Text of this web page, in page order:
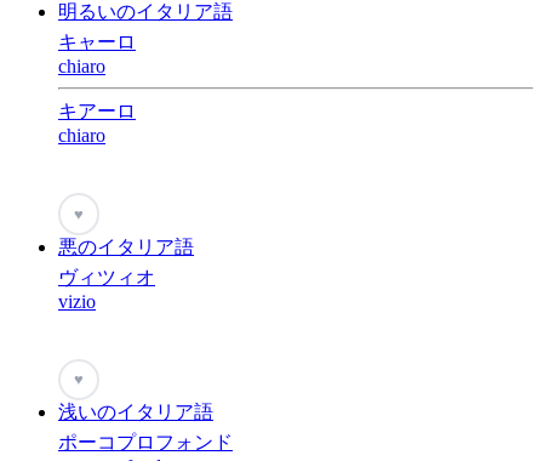
明るいのイタリア語
キャーロ
chiaro
キアーロ
chiaro
♥
悪のイタリア語
ヴィツィオ
vizio
♥
浅いのイタリア語
ポーコプロフォンド